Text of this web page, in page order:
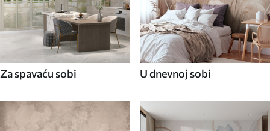
Za spavaću sobi U dnevnoj sobi